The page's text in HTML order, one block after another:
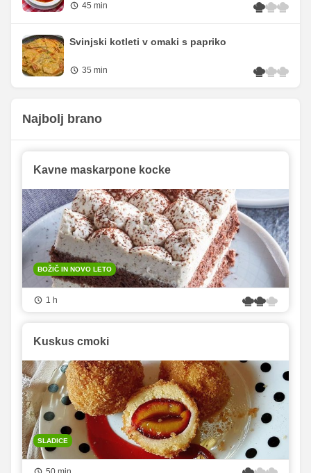
45 min
Svinjski kotleti v omaki s papriko
35 min
Najbolj brano
Kavne maskarpone kocke
BOŽIČ IN NOVO LETO
1 h
Kuskus cmoki
SLADICE